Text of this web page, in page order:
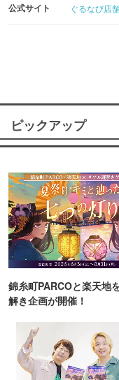
公式サイト ぐるなび店
ピックアップ
錦糸町PARCOと楽天地
解き企画が開催！